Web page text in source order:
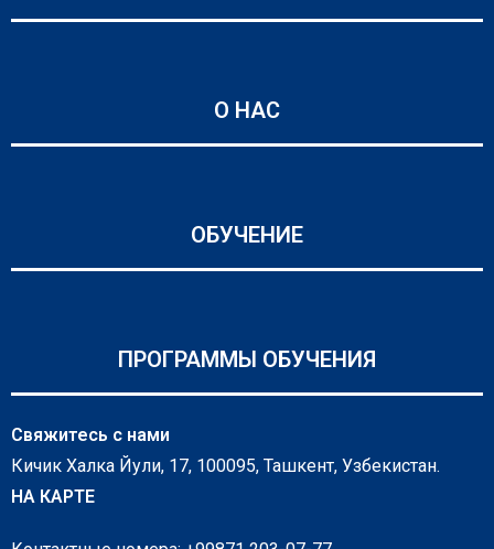
О НАС
ОБУЧЕНИЕ
ПРОГРАММЫ ОБУЧЕНИЯ
Свяжитесь с нами
Кичик Халка Йули, 17, 100095, Ташкент, Узбекистан.
НА КАРТЕ